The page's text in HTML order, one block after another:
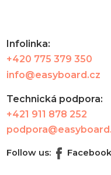
Infolinka:
+420 775 379 350
info@easyboard.cz
Technická podpora:
+421 911 878 252
Follow us: Facebook